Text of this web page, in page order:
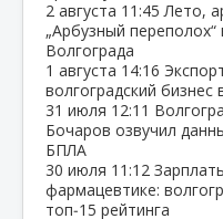
2 августа 11:45 Лето,
„Арбузный
Волгограда
1 августа 14:16
волгоградский
31 июля 12:11
Бочаров озвучил
БПЛА
30 июля 11:12
фармацевтике:
топ‑15 рейтинга